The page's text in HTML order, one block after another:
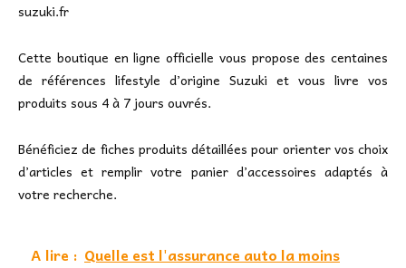
suzuki.fr
Cette boutique en ligne officielle vous propose des centaines
de références lifestyle d’origine Suzuki et vous livre vos
produits sous 4 à 7 jours ouvrés.
Bénéficiez de fiches produits détaillées pour orienter vos choix
d’articles et remplir votre panier d’accessoires adaptés à
votre recherche.
A lire : Quelle est l'assurance auto la moins